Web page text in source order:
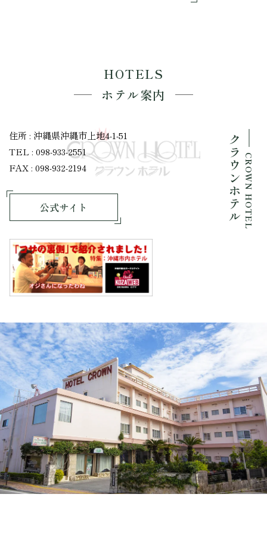
HOTELS
ホテル案内
CROWN HOTEL
クラウンホテル
住所 : 沖縄県沖縄市上地4-1-51
TEL : 098-933-2551
FAX : 098-932-2194
公式サイト